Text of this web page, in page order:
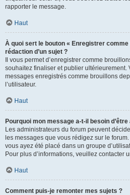
rapporter le message.
Haut
À quoi sert le bouton « Enregistrer
rédaction d’un sujet ?
Il vous permet d’enregistrer comme
souhaitez finaliser et publier ultérieurement.
messages enregistrés comme brouillons
l’utilisateur.
Haut
Pourquoi mon message a-t-il besoin
Les administrateurs du forum peuvent
les messages que vous rédigez sur le
vous ayez été placé dans un groupe
Pour plus d’informations, veuillez contacter
Haut
Comment puis-je remonter mes sujets ?